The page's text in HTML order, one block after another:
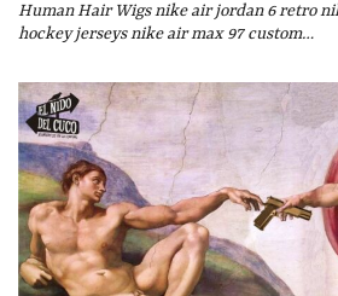
Human Hair Wigs nike air jordan 6 retro
hockey jerseys nike air max 97 custom…